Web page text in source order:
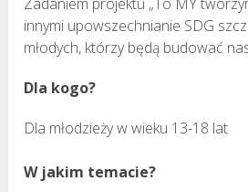
innymi upowszechnianie SDG
młodych, którzy będą budować
Dla kogo?
Dla młodzieży w wieku 13-18 lat
W jakim temacie?